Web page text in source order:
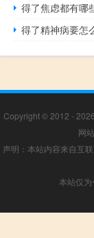
得了焦虑都有哪
得了精神病要怎
Copyright © 2012 - 2026
网
声明：本站内容来自互
本站仅